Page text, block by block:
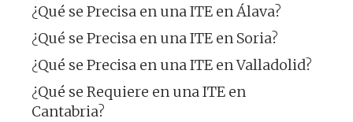
¿Qué se Precisa en una ITE en Álava?
¿Qué se Precisa en una ITE en Soria?
¿Qué se Precisa en una ITE en Valladolid?
¿Qué se Requiere en una ITE en
Cantabria?